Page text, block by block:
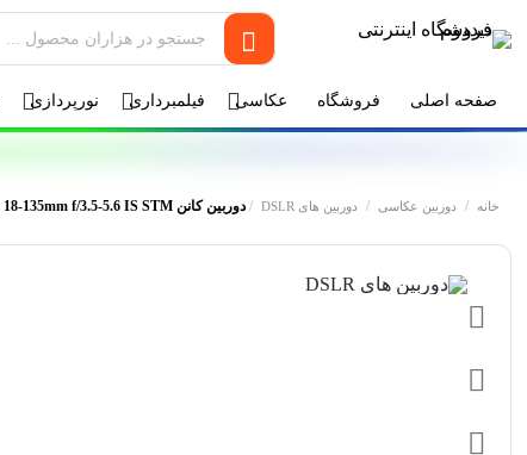
صفحه اصلی فروشگاه عکاسی فیلمبرداری نورپردازی
خانه / دوربین عکاسی / دوربین های DSLR /دوربین کانن Canon EOS 800D Kit 18-135mm f/3.5-5.6 IS STM